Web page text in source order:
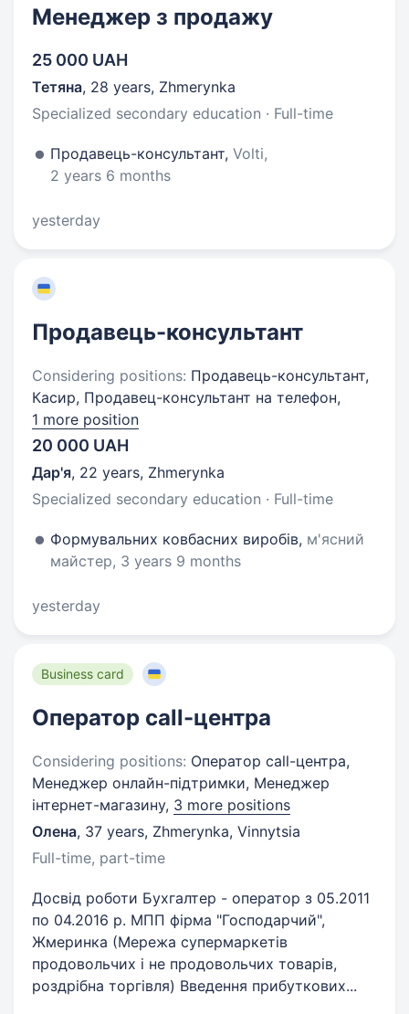
Менеджер з продажу
25 000 UAH
Тетяна, 28 years, Zhmerynka
Specialized secondary education · Full-time
Продавець-консультант, Volti,
2 years 6 months
yesterday
Продавець-консультант
Considering positions: Продавець-консультант,
Касир, Продавец-консультант на телефон,
1 more position
20 000 UAH
Дар'я, 22 years, Zhmerynka
Specialized secondary education · Full-time
Формувальних ковбасних виробів, м'ясний
майстер, 3 years 9 months
yesterday
Business card
Оператор call-центра
Considering positions: Оператор call-центра,
Менеджер онлайн-підтримки, Менеджер
інтернет-магазину, 3 more positions
Олена, 37 years, Zhmerynka, Vinnytsia
Full-time, part-time
Досвід роботи Бухгалтер - оператор з 05.2011
по 04.2016 р. МПП фірма "Господарчий",
Жмеринка (Мережа супермаркетів
продовольчих і не продовольчих товарів,
роздрібна торгівля) Введення прибуткових...